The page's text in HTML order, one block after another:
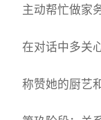
主动帮忙做家
在对话中多关
称赞她的厨艺